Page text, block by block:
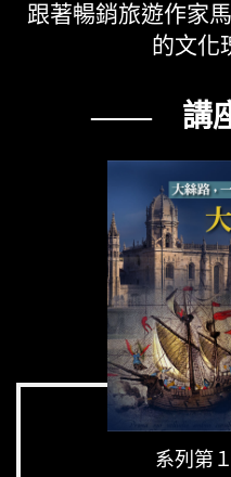
跟著暢銷旅遊作家
的文化
—— 講
系列第